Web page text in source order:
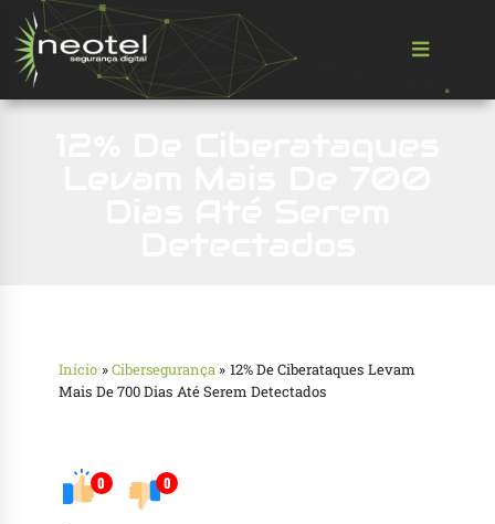
Início »Cibersegurança » 12% De Ciberataques Levam
Mais De 700 Dias Até Serem Detectados
0 0